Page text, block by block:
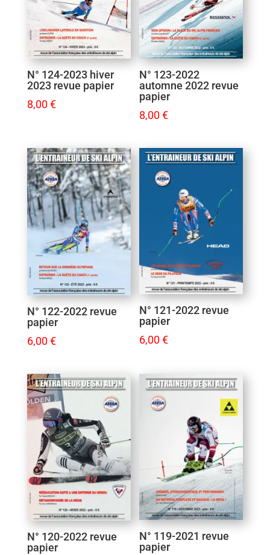
N° 124-2023 hiver
2023 revue papier
8,00€
N° 123-2022
automne 2022 revue
papier
8,00€
N° 122-2022 revue
papier
6,00€
N° 121-2022 revue
papier
6,00€
N° 120-2022 revue
papier
N° 119-2021 revue
papier